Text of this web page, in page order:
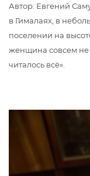
Автор: Евгений
в Гималаях, в
поселении на
женщина совсем не
читалось всё».